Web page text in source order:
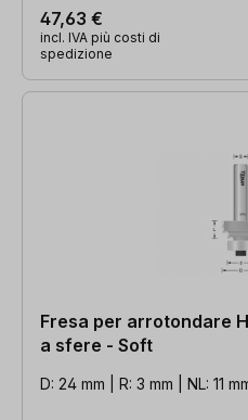
47,63 €
incl. IVA più costi di
spedizione
Fresa per arrotondare
a sfere - Soft
D: 24 mm | R: 3 mm | NL: 11